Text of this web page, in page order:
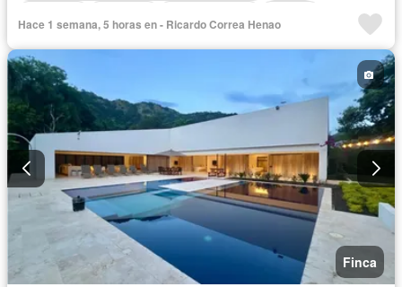
Ascensor
Gas natural
Vista panorámica
Seguridad privada
Hace 1 semana, 5 horas en - Ricardo Correa Henao
Finca